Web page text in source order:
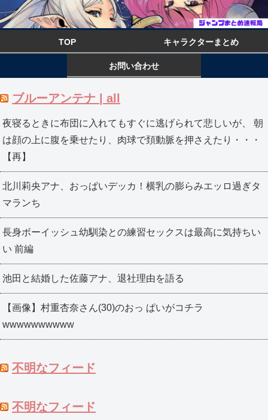
TOP キャラクターまとめ
お問い合わせ
ブルーアンテナ | all
夜寝るときに布団に入れてもすぐに逃げられて悲しいが、 朝
は顔の上に腹を乗せたり、肉球で頚動脈を押さえたり・・・
【再】
北川莉央アナ、おっぱいデッカ！横乳の膨らみエッロ過ぎタ
マランち
長身ボーイッシュ幼馴染との練習セックスは最高に気持ちい
い 前編
池田と結婚した佐藤アナ、退社理由を語る
【画像】村重杏奈さん(30)のおっ ぱいがコチラ
wwwwwwwwww
不明なフィード
不明なフィード